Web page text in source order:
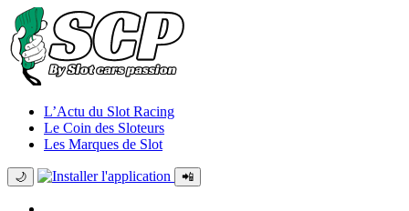
L’Actu du Slot Racing
Le Coin des Sloteurs
Les Marques de Slot
🌙 📲